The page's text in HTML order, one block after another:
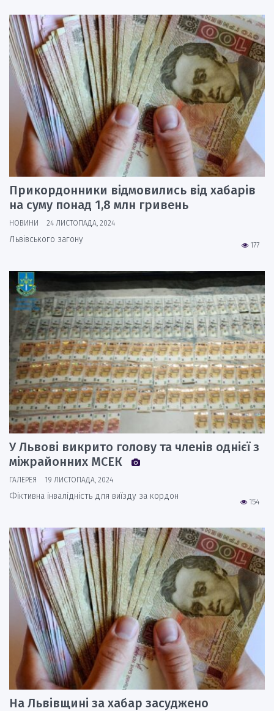
Прикордонники відмовились від хабарів
на суму понад 1,8 млн гривень
НОВИНИ 24 ЛИСТОПАДА, 2024
177
Львівського загону
У Львові викрито голову та членів однієї з
міжрайонних МСЕК
ГАЛЕРЕЯ 19 ЛИСТОПАДА, 2024
154
Фіктивна інвалідність для виїзду за кордон
На Львівщині за хабар засуджено